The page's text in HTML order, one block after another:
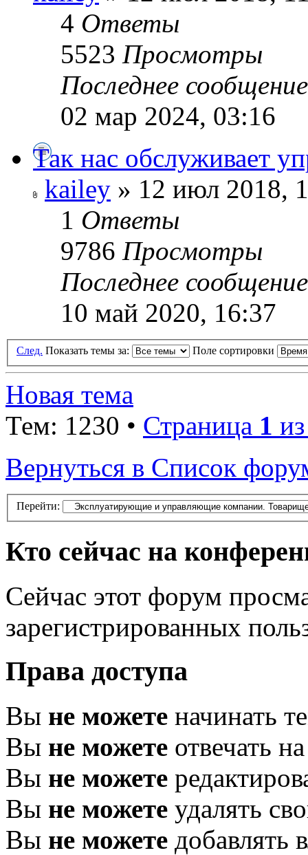
4 Ответы
5523 Просмотры
Последнее
02 мар 2024, 03:16
Так нас обслуживает
kailey » 12 июл 2018,
1 Ответы
9786 Просмотры
Последнее
10 май 2020, 16:37
След. Показать темы за: Поле сортировки
Новая тема
Тем: 1230 • Страница 1
Вернуться в Список
Перейти:
Кто сейчас на
Сейчас этот форум
зарегистрированных
Права доступа
Вы не можете начинать
Вы не можете отвечать
Вы не можете
Вы не можете удалять
Вы не можете добавлять